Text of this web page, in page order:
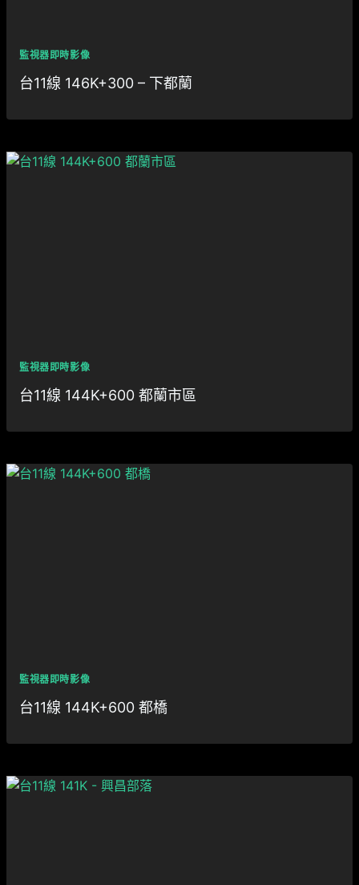
監視器即時影像
台11線 146K+300 – 下都蘭
監視器即時影像
台11線 144K+600 都蘭市區
監視器即時影像
台11線 144K+600 都橋